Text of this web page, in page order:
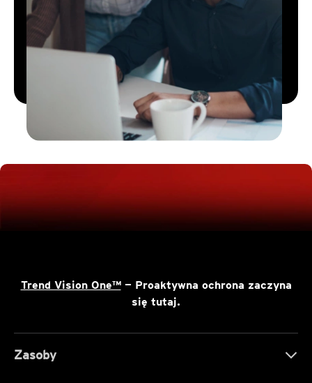
Trend Vision One™— Proaktywna ochrona zaczyna
się tutaj.
Zasoby